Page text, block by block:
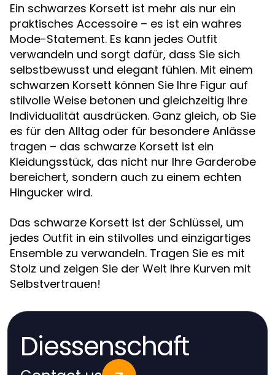
Ein schwarzes Korsett ist mehr als nur ein
praktisches Accessoire – es ist ein wahres
Mode-Statement. Es kann jedes Outfit
verwandeln und sorgt dafür, dass Sie sich
selbstbewusst und elegant fühlen. Mit einem
schwarzen Korsett können Sie Ihre Figur auf
stilvolle Weise betonen und gleichzeitig Ihre
Individualität ausdrücken. Ganz gleich, ob Sie
es für den Alltag oder für besondere Anlässe
tragen – das schwarze Korsett ist ein
Kleidungsstück, das nicht nur Ihre Garderobe
bereichert, sondern auch zu einem echten
Hingucker wird.
Das schwarze Korsett ist der Schlüssel, um
jedes Outfit in ein stilvolles und einzigartiges
Ensemble zu verwandeln. Tragen Sie es mit
Stolz und zeigen Sie der Welt Ihre Kurven mit
Selbstvertrauen!
Diessenschaft